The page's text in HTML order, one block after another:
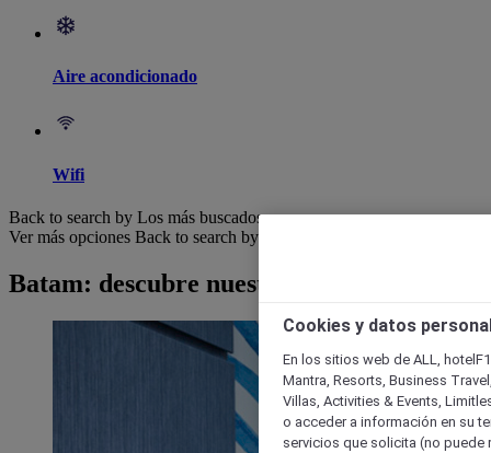
Aire acondicionado
Wifi
Back to search by Los más buscados
Ver más opciones Back to search by categories
Batam: descubre nuestros hoteles
Cookies y datos
En los sitios web de ALL,
Mantra, Resorts, Business
Villas, Activities & Events,
o acceder a información en su
servicios que solicita (no puede